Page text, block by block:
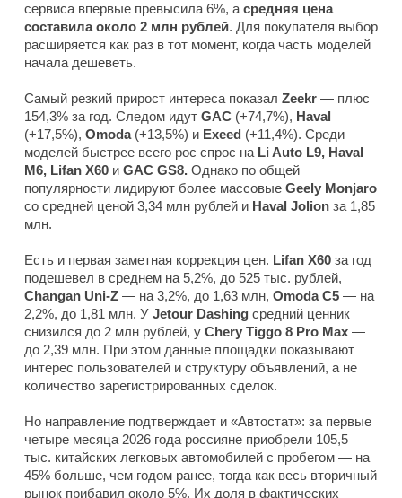
сервиса впервые превысила 6%, а средняя цена
составила около 2 млн рублей. Для покупателя выбор
расширяется как раз в тот момент, когда часть моделей
начала дешеветь.
Самый резкий прирост интереса показал Zeekr — плюс
154,3% за год. Следом идут GAC (+74,7%), Haval
(+17,5%), Omoda(+13,5%) и Exeed (+11,4%). Среди
моделей быстрее всего рос спрос на Li Auto L9, Haval
M6, Lifan X60 и GAC GS8. Однако по общей
популярности лидируют более массовые Geely Monjaro
со средней ценой 3,34 млн рублей и Haval Jolion за 1,85
млн.
Есть и первая заметная коррекция цен. Lifan X60 за год
подешевел в среднем на 5,2%, до 525 тыс. рублей,
Changan Uni-Z — на 3,2%, до 1,63 млн, Omoda C5 — на
2,2%, до 1,81 млн. У Jetour Dashing средний ценник
снизился до 2 млн рублей, у Chery Tiggo 8 Pro Max —
до 2,39 млн. При этом данные площадки показывают
интерес пользователей и структуру объявлений, а не
количество зарегистрированных сделок.
Но направление подтверждает и «Автостат»: за первые
четыре месяца 2026 года россияне приобрели 105,5
тыс. китайских легковых автомобилей с пробегом — на
45% больше, чем годом ранее, тогда как весь вторичный
рынок прибавил около 5%. Их доля в фактических